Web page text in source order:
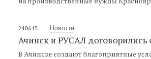
24.06.15 Новости
Ачинск и РУСАЛ договорились
В Ачинске создают благоприятные